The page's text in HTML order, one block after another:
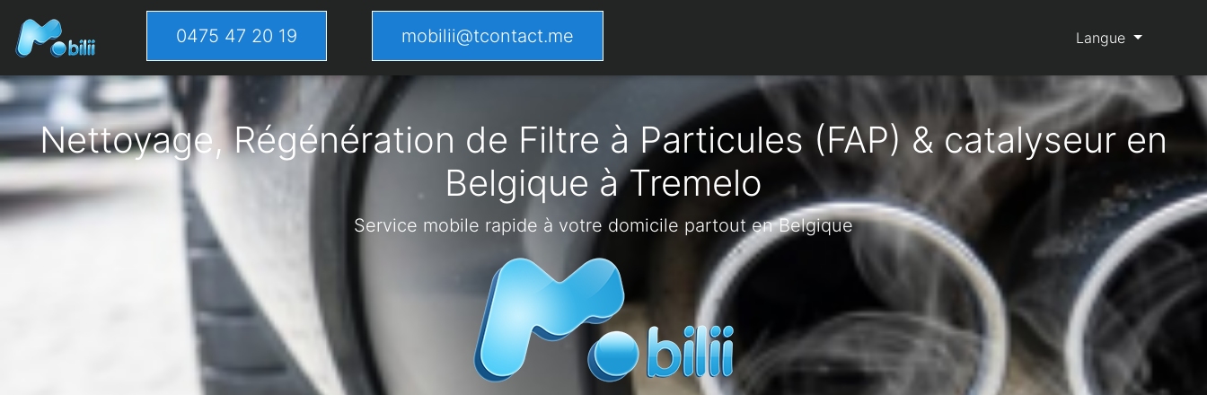
0475 47 20 19 mobilii@tcontact.me Langue
Nettoyage, Régénération de Filtre à Particules (FAP) & catalyseur en
Belgique à Tremelo
Service mobile rapide à votre domicile partout en Belgique